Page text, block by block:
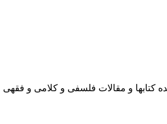
و مقالات فلسفی و کلامی و